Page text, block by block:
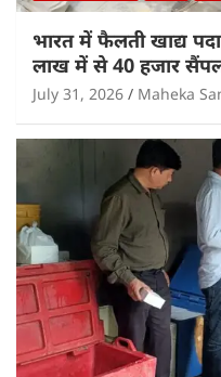
भारत में फैलती खाद्य
लाख में से 40 हजार
July 31, 2026 Maheka